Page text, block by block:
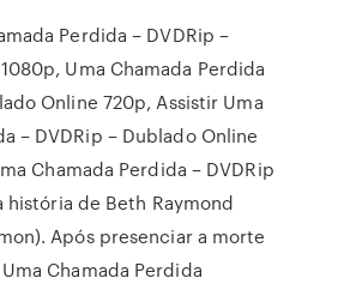
Perdida – DVDRip –
Uma Chamada Perdida
Online 720p, Assistir Uma
– DVDRip – Dublado Online
Chamada Perdida – DVDRip
história de Beth Raymond
Após presenciar a morte
Chamada Perdida